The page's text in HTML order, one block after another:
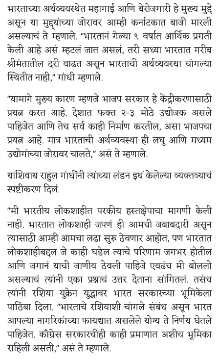
भारताच्या अर्थव्यवस्थेत महागाई आणि बेरोजगारी हे मुख्य मुद्दे
असून या मुद्द्यांच्या जोरावर आम्ही कर्नाटकात बाजी मारली
असल्याचं ते म्हणाले. "भारतानं गेल्या ९ वर्षात आर्थिक प्रगती
केली आहे असं म्हटलं जात असलं, तरी सध्या भारतात गरीब
श्रीमंतातील दरी वाढत असून भारताची अर्थव्यवस्था चांगल्या
स्थितीत नाही," गांधी म्हणाले.
"यामागे मुख्य कारण म्हणजे भाजप सरकार हे केंद्रीकरणासाठी
प्रयत्न करत आहे. देशात फक्त २-३ मोठे उद्योजक असले
पाहिजेत आणि तेच सर्व काही निर्माण करतील, असा भाजपचा
प्रयत्न आहे. मात्र भारताची अर्थव्यवस्था ही लघु आणि मध्यम
उद्योगांच्या जोरावर चालते," असं ते म्हणाले.
याशिवाय राहुल गांधींनी त्यांच्या लंडन इथं केलेल्या व्यक्तव्याचं
स्पष्टीकरण दिलं.
"मी भारतीय लोकशाहीत परकीय हस्तक्षेपाचा मागणी केली
नाही. भारतात लोकशाही जपणं ही आमची जबाबदारी असून
त्यासाठी आम्ही आमचा लढा सुरु ठेवणार आहोत, पण भारतात
लोकशाहीबद्दल जे काही घडेल त्याचे परिणाम जगभर होतील
आणि जगानं याची जाणीव ठेवली पाहिजे एवढंच मी बोललो
असल्याचं त्यांनी एका प्रश्नाचं उत्तर देताना सांगितलं. तसंच
त्यांनी रशिया युक्रेन युद्धावर भारत सरकारच्या भूमिकेला
पाठिंबा दिला. "भारताचे रशियाशी चांगले संबंध असून भारत
आपल्या नागरिकांच्या फायद्यात असलेले योग्य ते निर्णय घेतले
पाहिजेत. काँग्रेस सरकारचीही काही प्रमाणात अशीच भूमिका
राहिली असती," असं ते म्हणाले.